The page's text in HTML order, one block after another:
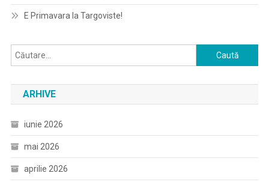
E Primavara la Targoviste!
Caută
după:
ARHIVE
iunie 2026
mai 2026
aprilie 2026